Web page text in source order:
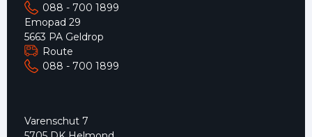
088 - 700 1899
Emopad 29
5663 PA Geldrop
Route
088 - 700 1899
Varenschut 7